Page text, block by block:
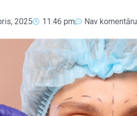
2025 11:46 pm Nav komentāru